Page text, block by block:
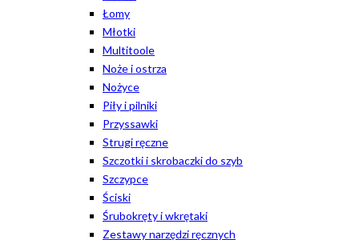
Łomy
Młotki
Multitoole
Noże i ostrza
Nożyce
Piły i pilniki
Przyssawki
Strugi ręczne
Szczotki i skrobaczki do szyb
Szczypce
Ściski
Śrubokręty i wkrętaki
Zestawy narzędzi ręcznych